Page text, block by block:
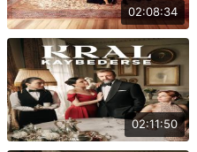
02:08:34
02:11:50